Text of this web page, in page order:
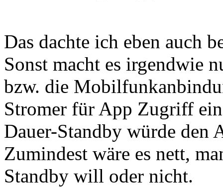
Das dachte ich eben auch
Sonst macht es irgendwie
bzw. die
Stromer für App Zugriff
Dauer-Standby würde den
Zumindest wäre es nett,
Standby will oder nicht.